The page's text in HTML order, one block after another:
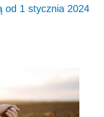
od 1 stycznia 2024